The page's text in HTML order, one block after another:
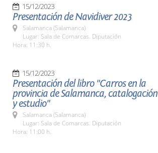
15/12/2023
Presentación de Navidiver 2023
Salamanca (Salamanca)
Lugar: Sala de Comarcas. Diputación
Hora: 11:30 h.
15/12/2023
Presentación del libro "Carros en la
provincia de Salamanca, catalogación
y estudio"
Salamanca (Salamanca)
Lugar: Sala de Comarcas. Diputación
Hora: 11:00 h.